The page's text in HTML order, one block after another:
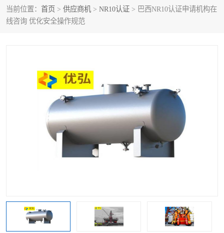
当前位置： 首页 > 供应商机 > NR10认证 > 巴西NR10认证申请机构在
线咨询 优化安全操作规范
巴西认证 RETIE认证